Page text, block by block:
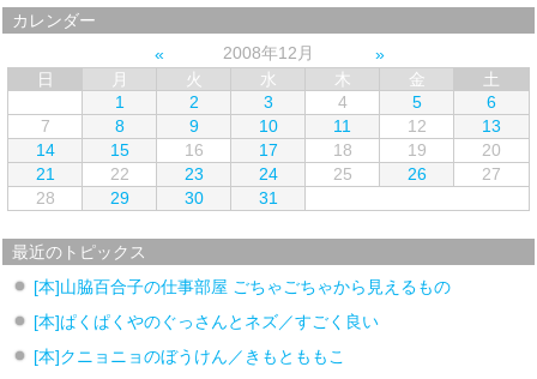
カレンダー
2008年12月
日
月 火 水 木 金
土
1
2 3 4 5
6
7
8 9 10 11 12
13
14
15 16 17 18 19
20
21
22 23 24 25 26
27
28
29 30 31
最近のトピックス
[本]山脇百合子の仕事部屋 ごちゃごちゃから見えるもの
[本]ぱくぱくやのぐっさんとネズ／すごく良い
[本]クニョニョのぼうけん／きもとももこ